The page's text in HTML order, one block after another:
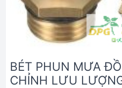
BÉT PHUN MƯA
CHỈNH LƯU